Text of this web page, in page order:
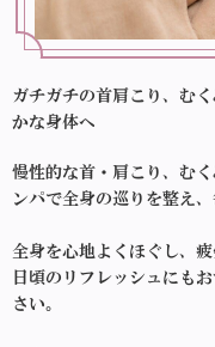
ガチガチの首肩こり、む
かな身体へ
慢性的な首・肩こり、む
ンパで全身の巡りを整え
全身を心地よくほぐし、
日頃のリフレッシュにも
さい。